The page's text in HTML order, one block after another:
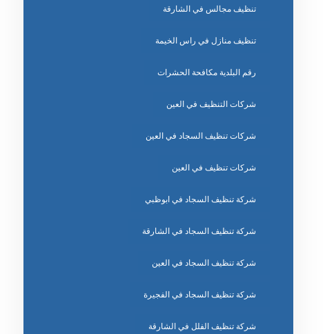
تنظيف مجالس في الشارقة
تنظيف منازل في راس الخيمة
رقم البلدية مكافحة الحشرات
شركات التنظيف في العين
شركات تنظيف السجاد في العين
شركات تنظيف في العين
شركة تنظيف السجاد في ابوظبي
شركة تنظيف السجاد في الشارقة
شركة تنظيف السجاد في العين
شركة تنظيف السجاد في الفجيرة
شركة تنظيف الفلل في الشارقة